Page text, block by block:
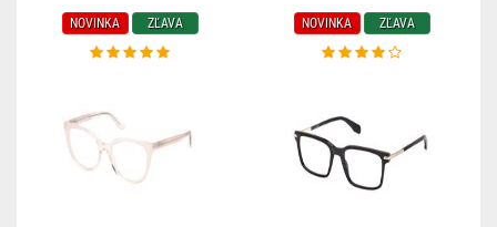
NOVINKA ZĽAVA NOVINKA ZĽAVA